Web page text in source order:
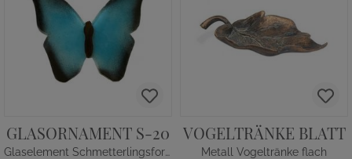
GLASORNAMENT S-20
Glaselement Schmetterlingsform
VOGELTRÄNKE BLATT
Metall Vogeltränke flach